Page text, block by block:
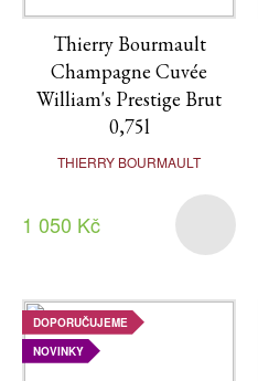
Thierry Bourmault
Champagne Cuvée
William's Prestige Brut
0,75l
THIERRY BOURMAULT
1 050 Kč
DOPORUČUJEME
NOVINKY